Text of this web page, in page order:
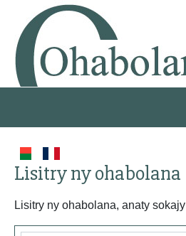
Lisitry ny ohabolana
Lisitry ny ohabolana, anaty sokajy